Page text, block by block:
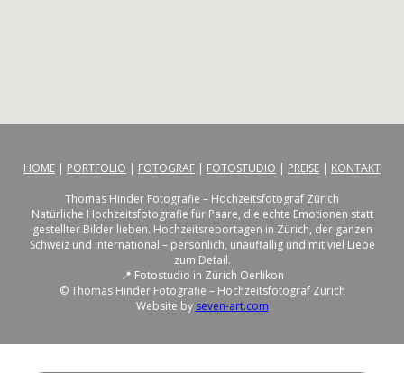
HOME | PORTFOLIO | FOTOGRAF | FOTOSTUDIO | PREISE | KONTAKT
Thomas Hinder Fotografie – Hochzeitsfotograf Zürich
Natürliche Hochzeitsfotografie für Paare, die echte Emotionen statt
gestellter Bilder lieben. Hochzeitsreportagen in Zürich, der ganzen
Schweiz und international – persönlich, unauffällig und mit viel Liebe
zum Detail.
📍 Fotostudio in Zürich Oerlikon
© Thomas Hinder Fotografie – Hochzeitsfotograf Zürich
Website by seven-art.com